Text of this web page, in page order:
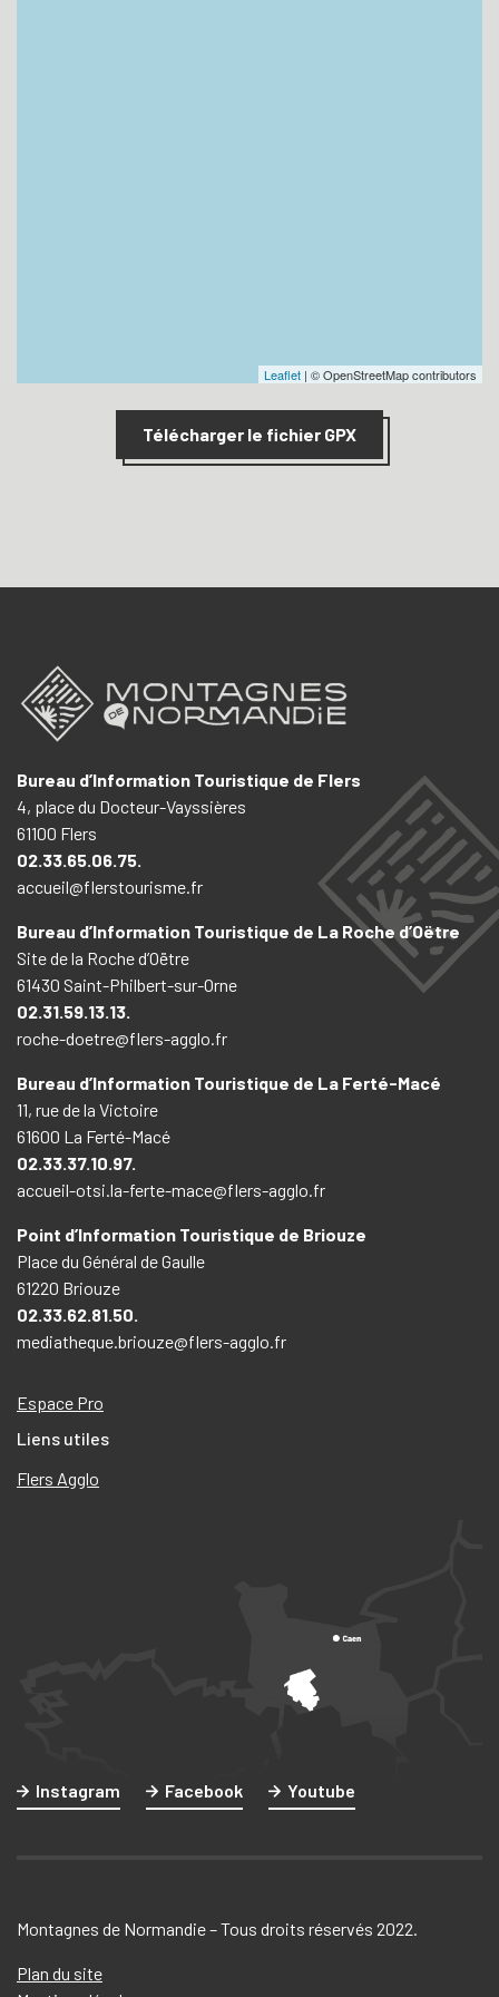
Leaflet | © OpenStreetMap contributors
Télécharger le fichier GPX
Bureau d’Information Touristique de Flers
4, place du Docteur-Vayssières
61100 Flers
02.33.65.06.75.
accueil@flerstourisme.fr
Bureau d’Information Touristique de La Roche d’Oëtre
Site de la Roche d’Oëtre
61430 Saint-Philbert-sur-Orne
02.31.59.13.13.
roche-doetre@flers-agglo.fr
Bureau d’Information Touristique de La Ferté-Macé
11, rue de la Victoire
61600 La Ferté-Macé
02.33.37.10.97.
accueil-otsi.la-ferte-mace@flers-agglo.fr
Point d’Information Touristique de Briouze
Place du Général de Gaulle
61220 Briouze
02.33.62.81.50.
mediatheque.briouze@flers-agglo.fr
Espace Pro
Liens utiles
Flers Agglo
Instagram Facebook Youtube
Montagnes de Normandie – Tous droits réservés 2022.
Plan du site